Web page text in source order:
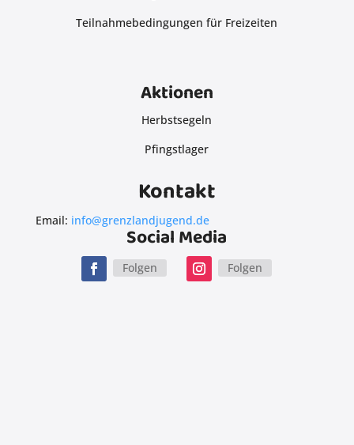
Teilnahmebedingungen für Freizeiten
Aktionen
Herbstsegeln
Pfingstlager
Kontakt
Email: info@grenzlandjugend.de
Social Media
Folgen Folgen